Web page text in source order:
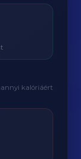
kalóriáért